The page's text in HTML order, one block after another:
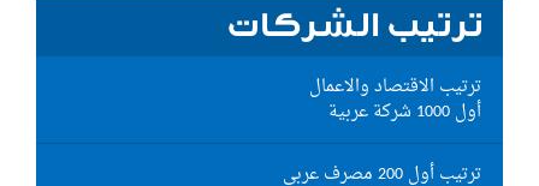
ترتيب الشركات
ترتيب الاقتصاد والاعمال
أول 1000 شركة عربية
ترتيب أول 200 مصرف عربي